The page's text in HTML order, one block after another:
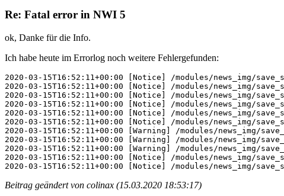
Re: Fatal error in NWI 5
ok, Danke für die Info.
Ich habe heute im Errorlog noch weitere Fehlergefunden:
2020-03-15T16:52:11+00:00 [Notice] /modules/news_img/
2020-03-15T16:52:11+00:00 [Notice] /modules/news_img/
2020-03-15T16:52:11+00:00 [Notice] /modules/news_img/
2020-03-15T16:52:11+00:00 [Notice] /modules/news_img/
2020-03-15T16:52:11+00:00 [Notice] /modules/news_img/
2020-03-15T16:52:11+00:00 [Notice] /modules/news_img/
2020-03-15T16:52:11+00:00 [Warning] /modules/
2020-03-15T16:52:11+00:00 [Warning] /modules/
2020-03-15T16:52:11+00:00 [Warning] /modules/
2020-03-15T16:52:11+00:00 [Notice] /modules/news_img/
2020-03-15T16:52:11+00:00 [Notice] /modules/news_img/
Beitrag geändert von colinax (15.03.2020 18:53:17)